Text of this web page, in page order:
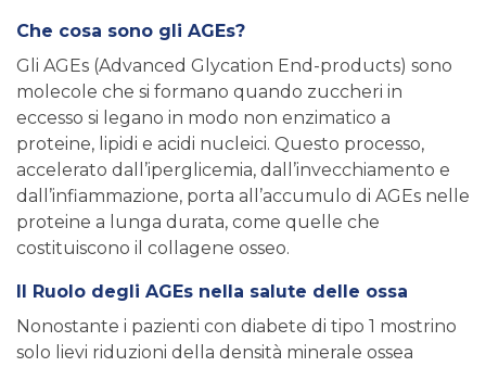
Che cosa sono gli AGEs?
Gli AGEs (Advanced Glycation End-products) sono
molecole che si formano quando zuccheri in
eccesso si legano in modo non enzimatico a
proteine, lipidi e acidi nucleici. Questo processo,
accelerato dall’iperglicemia, dall’invecchiamento e
dall’infiammazione, porta all’accumulo di AGEs nelle
proteine a lunga durata, come quelle che
costituiscono il collagene osseo.
Il Ruolo degli AGEs nella salute delle ossa
Nonostante i pazienti con diabete di tipo 1 mostrino
solo lievi riduzioni della densità minerale ossea